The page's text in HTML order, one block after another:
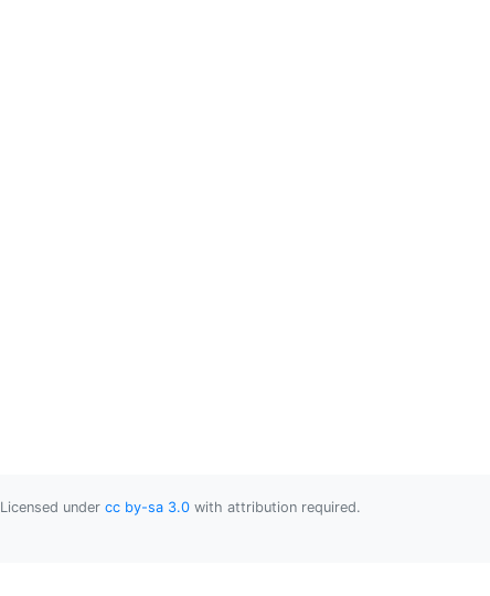
Licensed under cc by-sa 3.0 with attribution required.